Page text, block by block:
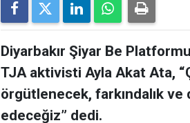
Diyarbakır Şiyar Be
TJA aktivisti Ayla Akat Ata,
örgütlenecek, farkındalık ve
edeceğiz” dedi.